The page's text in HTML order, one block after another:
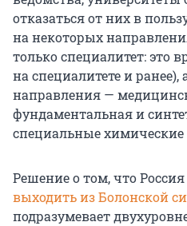
отказаться от них в
на некоторых
только специалитет:
на специалитете и
направления —
фундаментальная и
специальные химические
Решение о том, что Россия
выходить из Болонской
подразумевает